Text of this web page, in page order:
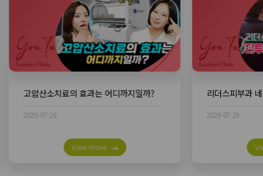
고압산소치료의 효과는 어디까지일까?
2025-07-26
View more
2026-07-29